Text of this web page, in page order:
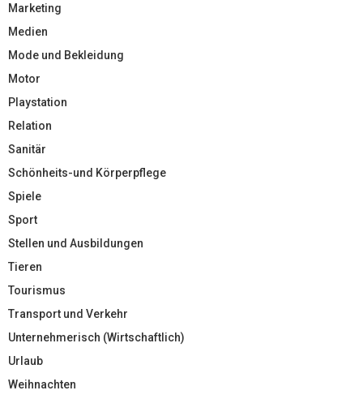
Marketing
Medien
Mode und Bekleidung
Motor
Playstation
Relation
Sanitär
Schönheits-und Körperpflege
Spiele
Sport
Stellen und Ausbildungen
Tieren
Tourismus
Transport und Verkehr
Unternehmerisch (Wirtschaftlich)
Urlaub
Weihnachten